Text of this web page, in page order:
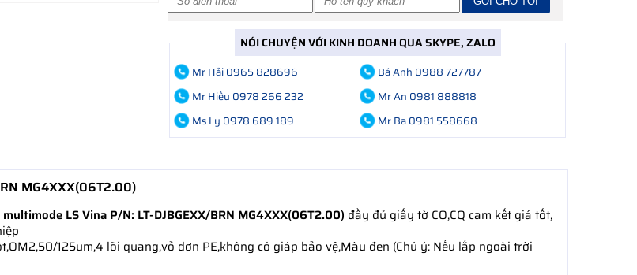
NÓI CHUYỆN VỚI KINH DOANH QUA SKYPE, ZALO
Mr Hải 0965 828696
Bá Anh 0988 727787
Mr Hiếu 0978 266 232
Mr An 0981 888818
Ms Ly 0978 689 189
Mr Ba 0981 558668
MG4XXX(06T2.00)
LS Vina P/N: LT-DJBGEXX/BRN MG4XXX(06T2.00) đầy đủ giấy tờ CO,CQ cam kết giá tốt,
125um,4 lõi quang,vỏ dơn PE,không có giáp bảo vệ,Màu đen (Chú ý: Nếu lắp ngoài trời